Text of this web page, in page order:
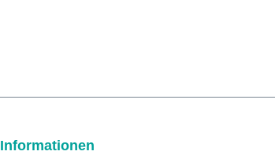
Informationen